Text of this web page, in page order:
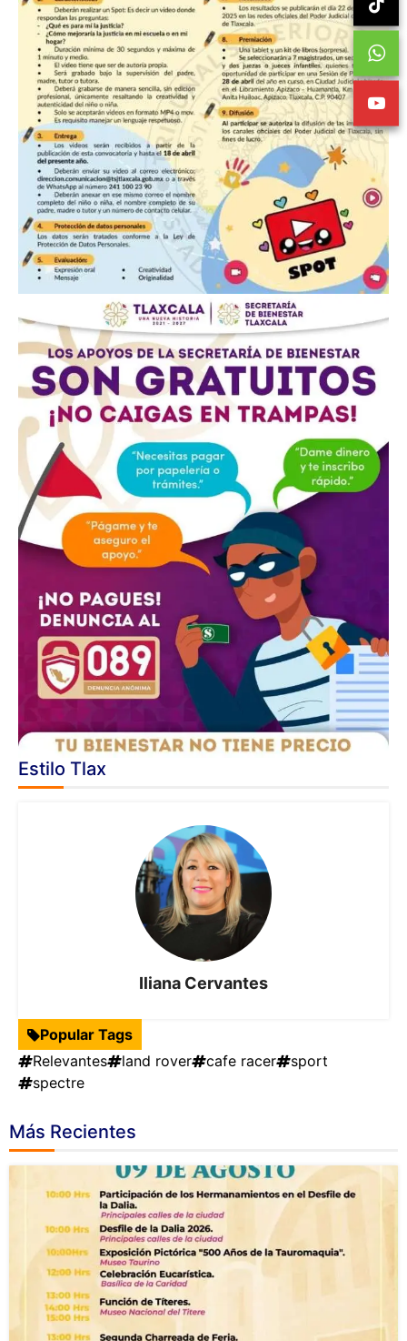
Estilo Tlax
Iliana Cervantes
Popular Tags
Relevantes
land rover cafe racer
sport
spectre
Más Recientes